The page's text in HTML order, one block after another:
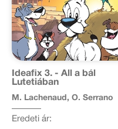
Ideafix 3. - Áll a bál
Lutetiában
M. Lachenaud, O. Serrano
Eredeti ár: